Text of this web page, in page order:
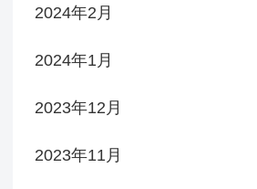
2024年2月
2024年1月
2023年12月
2023年11月